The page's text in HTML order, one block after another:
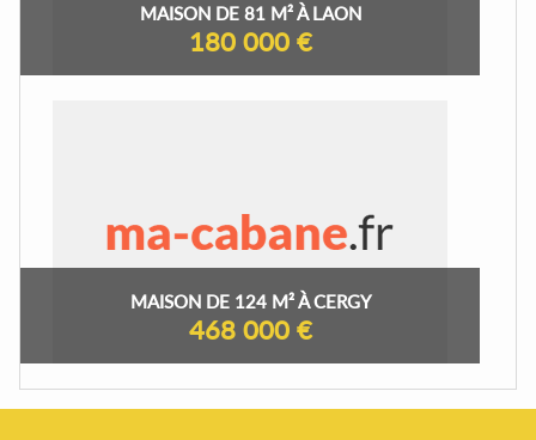
MAISON DE 81 M² À LAON
180 000 €
MAISON DE 124 M² À CERGY
468 000 €